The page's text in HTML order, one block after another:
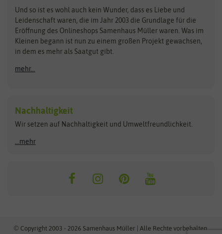
Zimmer & Kübelpflanzen
Kataloge
Schnäppchen
Anzucht & Gartenzubehör
Anzuchtschalen
Heizmatte & Heizkabel
Kokos-Quelltabletten
Zimmergewächshaus
BIOWOL
Blumicorn
Bûten Birds
Carl Pabst
Feldsaaten Freudenberger
Fertil
Flora Elite
Florissa
Flortis
Franchi Sementi
Hortitops
JUB Holland
Und so ist es wohl auch kein Wunder, dass es Liebe und
Leidenschaft waren, die im Jahr 2003 die Grundlage für die
Eröffnung des Onlineshops Samenhaus Müller waren. Was im
Kleinen begann ist nun zu einem großen Projekt gewachsen,
in dem es mehr als Saatgut gibt.
mehr...
Nachhaltigkeit
Wir setzen auf Nachhaltigkeit und Umweltfreundlichkeit.
...mehr
© Copyright 2003 - 2026 Samenhaus Müller | Alle Rechte vorbehalten.